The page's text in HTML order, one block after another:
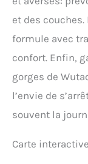
et des
formule avec
confort. Enfin,
gorges de
l’envie de
souvent la
Carte interactive